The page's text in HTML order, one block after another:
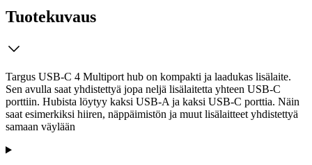
Tuotekuvaus
Targus USB-C 4 Multiport hub on kompakti ja laadukas lisälaite.
Sen avulla saat yhdistettyä jopa neljä lisälaitetta yhteen USB-C
porttiin. Hubista löytyy kaksi USB-A ja kaksi USB-C porttia. Näin
saat esimerkiksi hiiren, näppäimistön ja muut lisälaitteet yhdistettyä
samaan väylään